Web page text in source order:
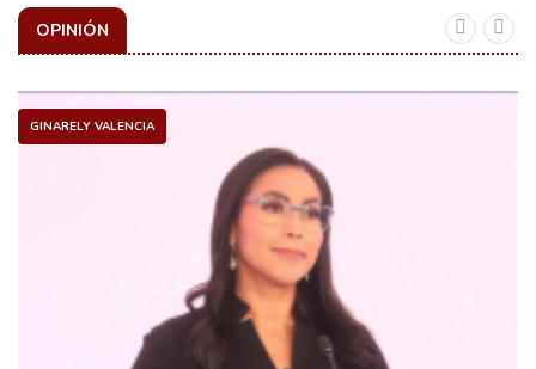
OPINIÓN
GINARELY VALENCIA